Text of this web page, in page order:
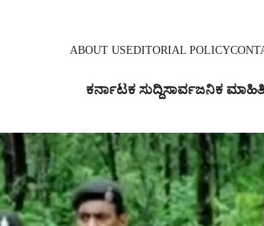
ABOUT USEDITORIAL POLICY
ಕರ್ನಾಟಕ ಸುದ್ದಿಸಾರ್ವಜನಿಕ ಮಾಹಿತಿ